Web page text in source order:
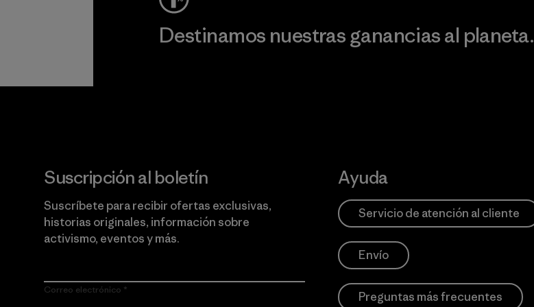
Destinamos nuestras ganancias al planeta.
Suscripción al boletín
Suscríbete para recibir ofertas exclusivas,
historias originales, información sobre
activismo, eventos y más.
Correo electrónico
Ayuda
Servicio de atención al cliente
Envío
Preguntas más frecuentes